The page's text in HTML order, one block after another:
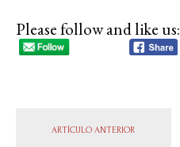
Please follow and like us:
ARTÍCULO ANTERIOR